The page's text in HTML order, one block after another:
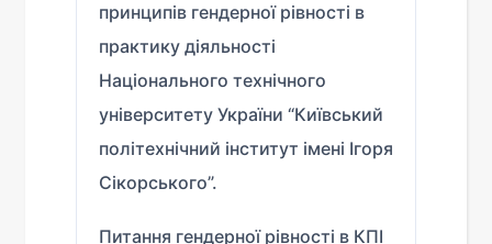
принципів гендерної рівності в
практику діяльності
Національного технічного
університету України “Київський
політехнічний інститут імені Ігоря
Сікорського”.
Питання гендерної рівності в КПІ